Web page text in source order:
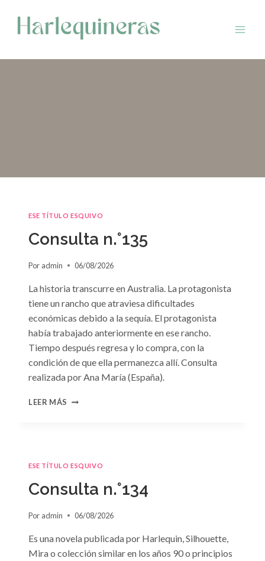
contenido
ESE TÍTULO ESQUIVO
Consulta n.°135
Por admin 06/08/2026
La historia transcurre en Australia. La protagonista
tiene un rancho que atraviesa dificultades
económicas debido a la sequía. El protagonista
había trabajado anteriormente en ese rancho.
Tiempo después regresa y lo compra, con la
condición de que ella permanezca allí. Consulta
realizada por Ana María (España).
LEER MÁS CONSULTA
ESE TÍTULO ESQUIVO
Consulta n.°134
Por admin 06/08/2026
Es una novela publicada por Harlequin, Silhouette,
Mira o colección similar en los años 90 o principios